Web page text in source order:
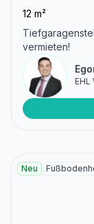
12 m²
vermieten!
EHL
Neu